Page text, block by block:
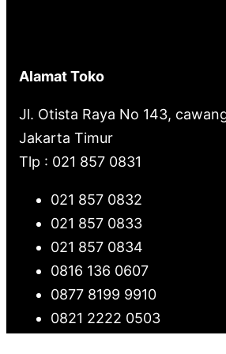
Alamat Toko
Jl. Otista Raya No 143,
Jakarta Timur
Tlp : 021 857 0831
021 857 0832
021 857 0833
021 857 0834
0816 136 0607
0877 8199 9910
0821 2222 0503